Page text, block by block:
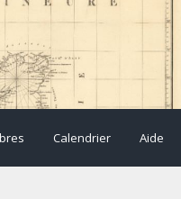
Calendrier Aide